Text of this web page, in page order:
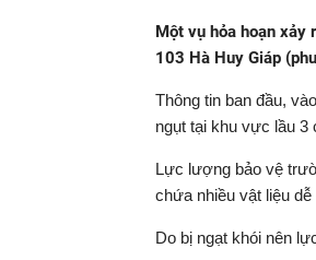
Một vụ hỏa hoạn xảy
103 Hà Huy Giáp
Thông tin ban đầu,
ngụt tại khu vực lầu 3
Lực lượng bảo vệ
chứa nhiều vật liệu
Do bị ngạt khói nên